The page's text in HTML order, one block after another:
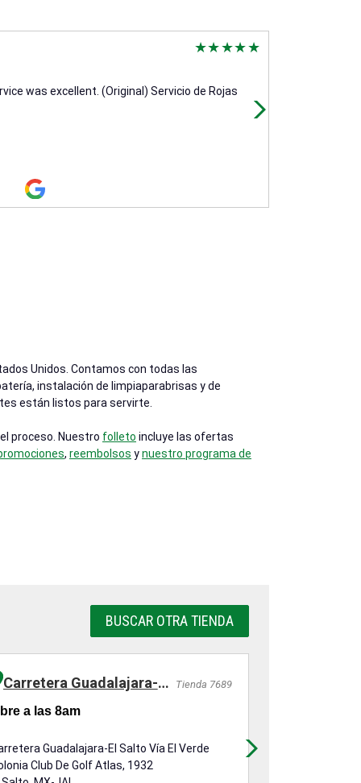
was excellent. (Original) Servicio de Rojas
Unidos. Contamos con todas las
instalación de limpiaparabrisas y de
están listos para servirte.
proceso. Nuestro folleto incluye las ofertas
, reembolsos ynuestro programa de
BUSCAR OTRA TIENDA
Carretera Guadalajara-El Salto Vía El Verde Tienda 7689
a las 8am
Guadalajara-El Salto Vía El Verde
Club De Golf Atlas, 1932